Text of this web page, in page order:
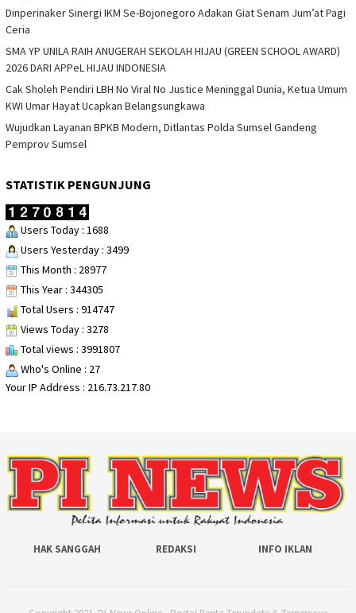
Dinperinaker Sinergi IKM Se-Bojonegoro Adakan Giat Senam Jum’at Pagi
Ceria
SMA YP UNILA RAIH ANUGERAH SEKOLAH HIJAU (GREEN SCHOOL AWARD)
2026 DARI APPeL HIJAU INDONESIA
Cak Sholeh Pendiri LBH No Viral No Justice Meninggal Dunia, Ketua Umum
KWI Umar Hayat Ucapkan Belangsungkawa
Wujudkan Layanan BPKB Modern, Ditlantas Polda Sumsel Gandeng
Pemprov Sumsel
STATISTIK PENGUNJUNG
Users Today : 1688
Users Yesterday : 3499
This Month : 28977
This Year : 344305
Total Users : 914747
Views Today : 3278
Total views : 3991807
Who's Online : 27
Your IP Address : 216.73.217.80
HAK SANGGAH REDAKSI INFO IKLAN